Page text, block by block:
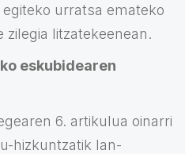
urratsa emateko
zilegia litzatekeenean.
eskubidearen
6. artikulua oinarri
hizkuntzatik lan-